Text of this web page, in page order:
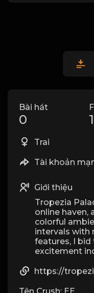
Bài hát
0 1
Trai
Tài khoản
Giới thiệu
Tropezia
online haven,
colorful
intervals with
features, I
excitement
https://